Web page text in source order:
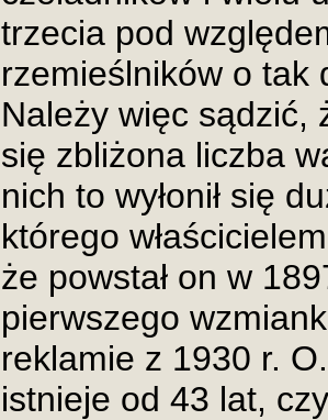
trzecia pod
rzemieślników o tak
Należy więc sądzić,
się zbliżona liczba
nich to wyłonił się
którego
że powstał on w
pierwszego
reklamie z 1930 r.
istnieje od 43 lat,